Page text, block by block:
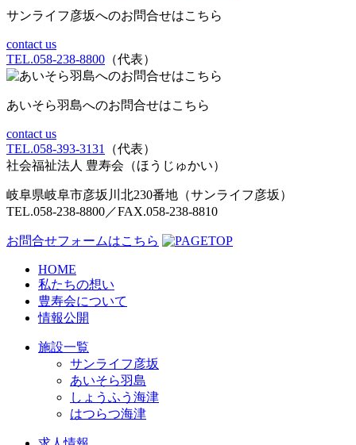
サンライフ彦坂へのお問合せはこちら
contact us
TEL.058-238-8800 （代表）
あいそら羽島へのお問合せはこちら
contact us
TEL.058-393-3131
（代表）
社会福祉法人 豊寿会 （ほうじゅかい）
岐阜県岐阜市彦坂川北230番地（サンライフ彦坂）
TEL.058-238-8800／FAX.058-238-8810
お問合せフォームはこちら
HOME
私たちの想い
豊寿会について
情報公開
施設一覧
サンライフ彦坂
あいそら羽島
しょうふう海津
はつらつ海津